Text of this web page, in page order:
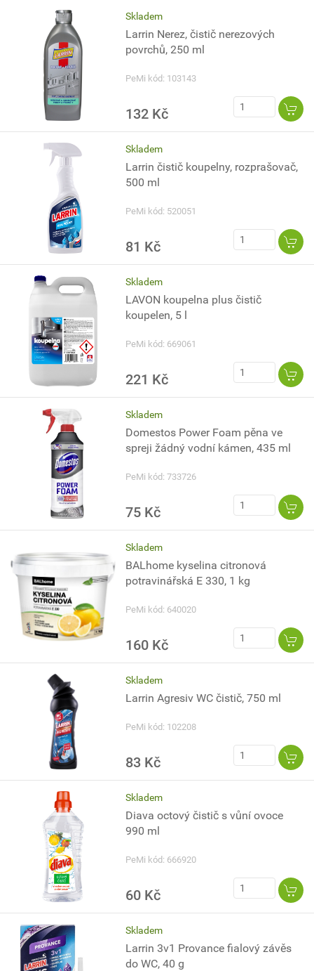
Skladem
Larrin Nerez, čistič nerezových
povrchů, 250 ml
PeMi kód: 103143
132 Kč
Skladem
Larrin čistič koupelny, rozprašovač,
500 ml
PeMi kód: 520051
81 Kč
Skladem
LAVON koupelna plus čistič
koupelen, 5 l
PeMi kód: 669061
221 Kč
Skladem
Domestos Power Foam pěna ve
spreji žádný vodní kámen, 435 ml
PeMi kód: 733726
75 Kč
Skladem
BALhome kyselina citronová
potravinářská E 330, 1 kg
PeMi kód: 640020
160 Kč
Skladem
Larrin Agresiv WC čistič, 750 ml
PeMi kód: 102208
83 Kč
Skladem
Diava octový čistič s vůní ovoce
990 ml
PeMi kód: 666920
60 Kč
Skladem
Larrin 3v1 Provance fialový závěs
do WC, 40 g